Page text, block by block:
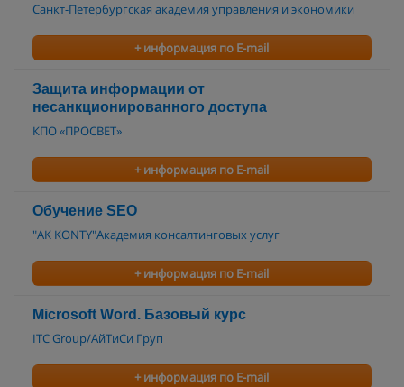
Санкт-Петербургская академия управления и экономики
+ информация по E-mail
Защита информации от
несанкционированного доступа
КПО «ПРОСВЕТ»
+ информация по E-mail
Обучение SEO
"AK KONTY"Академия консалтинговых услуг
+ информация по E-mail
Microsoft Word. Базовый курс
ITC Group/АйТиСи Груп
+ информация по E-mail